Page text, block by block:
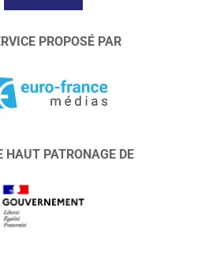
PROPOSÉ PAR
HAUT PATRONAGE DE